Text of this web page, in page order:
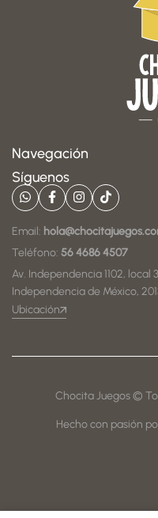
Navegación
Síguenos
Email:
Teléfono: 56 4686 4507
Av. Independencia 1102, local
Independencia de México,
Ubicación
Chocita Juegos ©
Hecho con pasión